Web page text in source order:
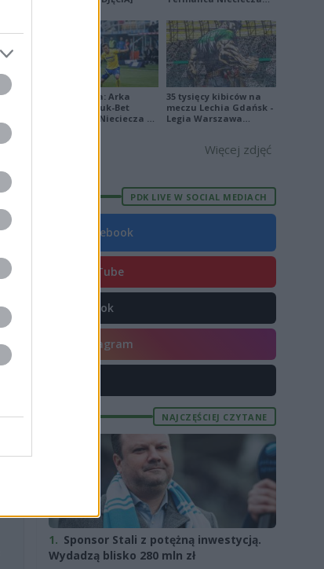
Ekstraklasa: Arka
Gdynia - Bruk-Bet
Termalica Nieciecza 2-
35 tysięcy kibiców na
meczu Lechia Gdańsk -
Legia Warszawa
Więcej zdjęć
PDK LIVE W SOCIAL MEDIACH
Facebook
YouTube
TikTok
Instagram
NAJCZĘŚCIEJ CZYTANE
1. Sponsor Stali z potężną inwestycją.
Wydadzą blisko 280 mln zł